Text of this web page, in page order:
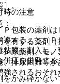
時の注意
包装の薬剤は
導すること（
粘膜へ刺入し
併症を併発する
かみ砕かない
。
有する薬剤（
ン系薬剤、モ
、排尿困難等
されるおそれ